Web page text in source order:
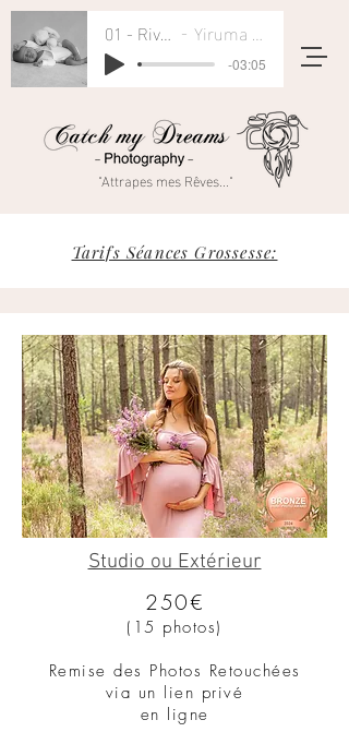
01 - River Flows In You Yiruma - Rivers Flow In You
-03:05
"Attrapes mes Rêves..."
Tarifs Séances Grossesse:
Studio ou Extérieur
250€
(15 photos)
Remise des Photos Retouchées
via un lien privé
en ligne